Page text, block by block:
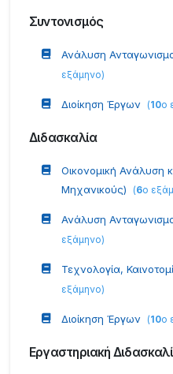
Συντονισμός
Ανάλυση
εξάμηνο)
Διοίκηση Έργων (10ο
Διδασκαλία
Οικονομική Ανάλυση
Μηχανικούς)
(6ο
Ανάλυση
εξάμηνο)
Τεχνολογία,
εξάμηνο)
Διοίκηση Έργων (10ο
Εργαστηριακή